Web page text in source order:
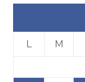
L M